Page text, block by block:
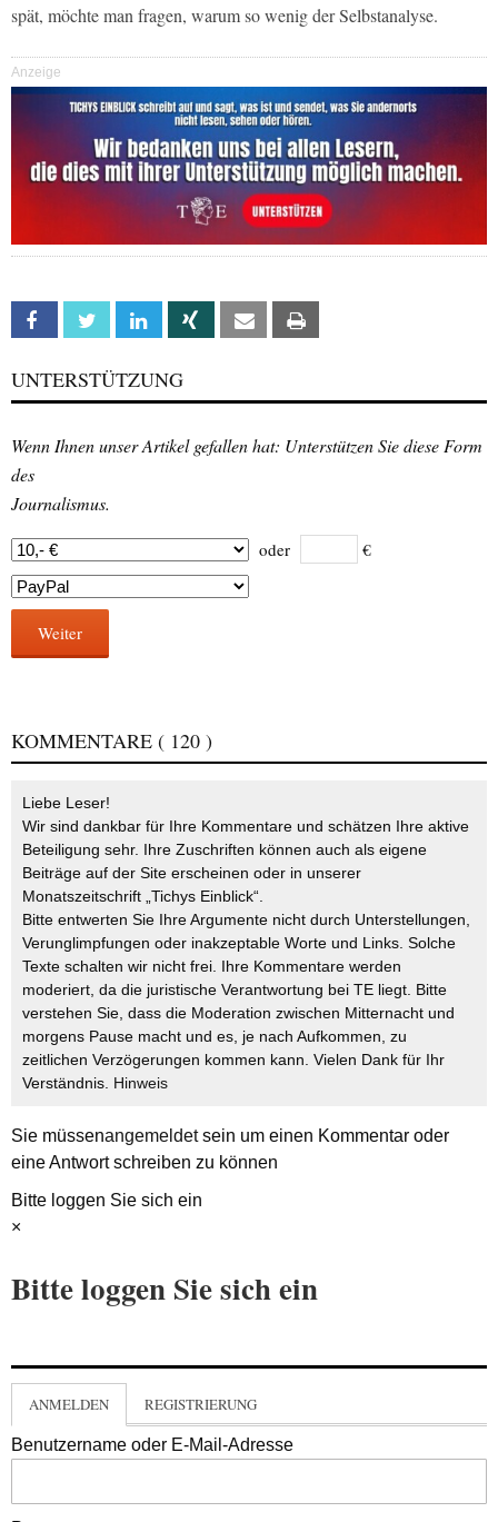
spät, möchte man fragen, warum so wenig der Selbstanalyse.
Anzeige
Facebook Twitter Linkedin Xing Email
UNTERSTÜTZUNG
Wenn Ihnen unser Artikel gefallen hat: Unterstützen Sie diese Form
des
Journalismus.
oder €
Weiter
KOMMENTARE ( 120 )
Liebe Leser!
Wir sind dankbar für Ihre Kommentare und schätzen Ihre aktive
Beteiligung sehr. Ihre Zuschriften können auch als eigene
Beiträge auf der Site erscheinen oder in unserer
Monatszeitschrift „Tichys Einblick“.
Bitte entwerten Sie Ihre Argumente nicht durch Unterstellungen,
Verunglimpfungen oder inakzeptable Worte und Links. Solche
Texte schalten wir nicht frei. Ihre Kommentare werden
moderiert, da die juristische Verantwortung bei TE liegt. Bitte
verstehen Sie, dass die Moderation zwischen Mitternacht und
morgens Pause macht und es, je nach Aufkommen, zu
zeitlichen Verzögerungen kommen kann. Vielen Dank für Ihr
Verständnis. Hinweis
Sie müssenangemeldetsein um einen Kommentar oder
eine Antwort schreiben zu können
Bitte loggen Sie sich ein
×
Bitte loggen Sie sich ein
ANMELDEN REGISTRIERUNG
Benutzername oder E-Mail-Adresse